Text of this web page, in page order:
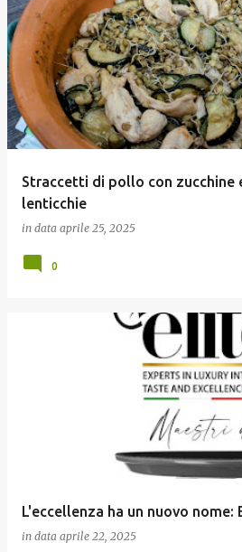
P
o
s
t
Straccetti di pollo con zucchine
lenticchie
in data aprile 25, 2025
0
L'eccellenza ha un nuovo nome:
in data aprile 22, 2025